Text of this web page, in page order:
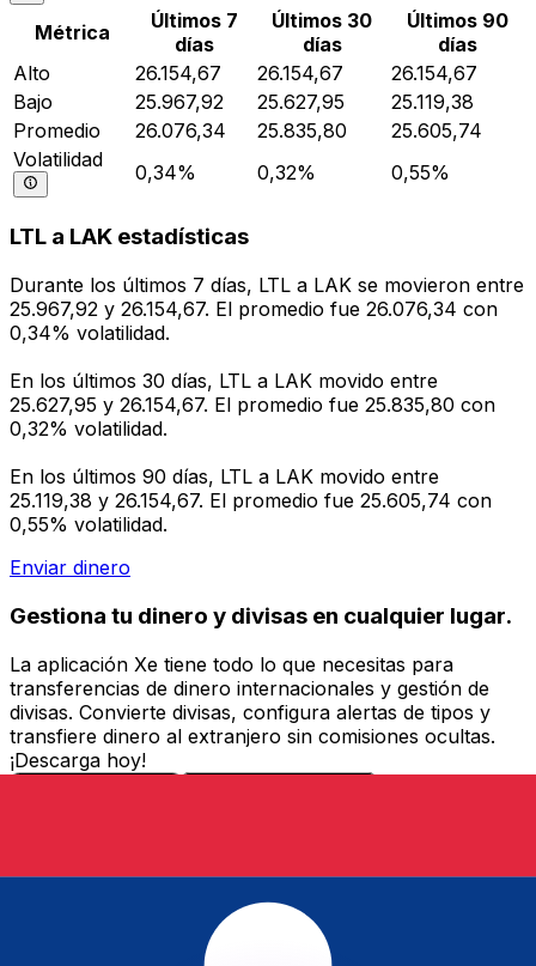
Métrica
Últimos 7
días
Últimos 30
días
Últimos 90
días
Alto
26.154,67 26.154,67
26.154,67
Bajo
25.967,92 25.627,95
25.119,38
Promedio
26.076,34 25.835,80
25.605,74
Volatilidad
0,34% 0,32% 0,55%
LTL a LAK estadísticas
Durante los últimos 7 días, LTL a LAK se movieron entre
25.967,92 y 26.154,67. El promedio fue 26.076,34 con
0,34% volatilidad.
En los últimos 30 días, LTL a LAK movido entre
25.627,95 y 26.154,67. El promedio fue 25.835,80 con
0,32% volatilidad.
En los últimos 90 días, LTL a LAK movido entre
25.119,38 y 26.154,67. El promedio fue 25.605,74 con
0,55% volatilidad.
Enviar dinero
Gestiona tu dinero y divisas en cualquier lugar.
La aplicación Xe tiene todo lo que necesitas para
transferencias de dinero internacionales y gestión de
divisas. Convierte divisas, configura alertas de tipos y
transfiere dinero al extranjero sin comisiones ocultas.
¡Descarga hoy!